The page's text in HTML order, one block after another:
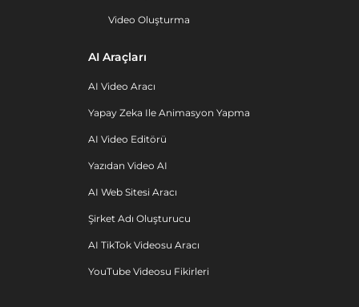
Video Oluşturma
AI Araçları
AI Video Aracı
Yapay Zeka Ile Animasyon Yapma
AI Video Editörü
Yazıdan Video AI
AI Web Sitesi Aracı
Şirket Adı Oluşturucu
AI TikTok Videosu Aracı
YouTube Videosu Fikirleri